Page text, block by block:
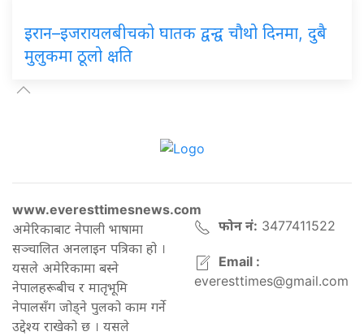
इरान–इजरायलबीचको घातक द्वन्द्व चौथो दिनमा, दुबै
मुलुकमा ठूलो क्षति
www.everesttimesnews.com
अमेरिकाबाट नेपाली भाषामा
सञ्चालित अनलाइन पत्रिका हो ।
यसले अमेरिकामा बस्ने
नेपालहरूबीच र मातृभूमि
नेपालसँग जोड्ने पुलको काम गर्ने
उद्देश्य राखेको छ । यसले
फोन नं: 3477411522
Email :
everesttimes@gmail.com